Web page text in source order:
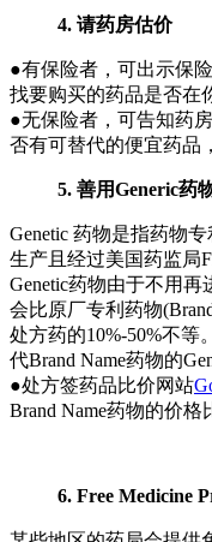
4. 请药房估价
●有保险者，可出示保
找要购买的药品是否在
●无保险者，可告知药
否有可替代的便宜药品
5. 善用Generic药
Genetic 药物是指药物
生产且经过美国药监局
Genetic药物由于不用
会比原厂专利药物
处方药的10%-50%不
代Brand Name药物的
●处方签药品比价网站
Brand Name药物的价格
6. Free Medicine